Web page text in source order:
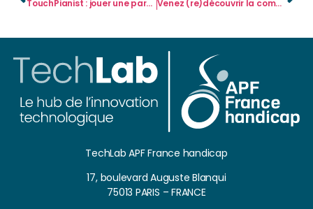
TouchPianist : jouer une partition de piano avec un contacteur
Venez (re)découvrir la commande oculaire HIRU
TechLab APF France handicap
17, boulevard Auguste Blanqui
75013 PARIS – FRANCE